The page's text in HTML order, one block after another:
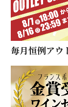
毎月恒例アウ